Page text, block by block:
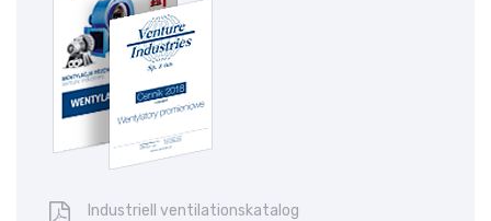
Industriell ventilationskatalog